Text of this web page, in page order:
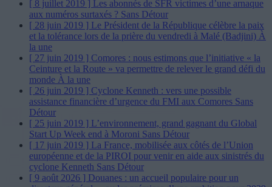
[ 8 juillet 2019 ] Les abonnés de SFR victimes d’une arnaque
aux numéros surtaxés ? Sans Détour
[ 28 juin 2019 ] Le Président de la République célèbre la paix
et la tolérance lors de la prière du vendredi à Malé (Badjini) À
la une
[ 27 juin 2019 ] Comores : nous estimons que l’initiative « la
Ceinture et la Route » va permettre de relever le grand défi du
monde À la une
[ 26 juin 2019 ] Cyclone Kenneth : vers une possible
assistance financière d’urgence du FMI aux Comores Sans
Détour
[ 25 juin 2019 ] L’environnement, grand gagnant du Global
Start Up Week end à Moroni Sans Détour
[ 17 juin 2019 ] La France, mobilisée aux côtés de l’Union
européenne et de la PIROI pour venir en aide aux sinistrés du
cyclone Kenneth Sans Détour
[ 9 août 2026 ] Douanes : un accueil populaire pour un